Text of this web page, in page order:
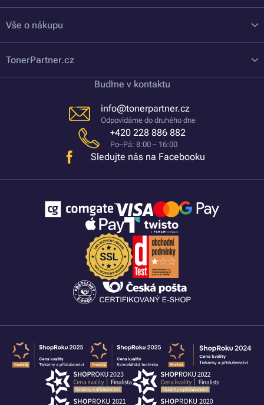
Vše o nákupu
TonerPartner.cz
Buďme v kontaktu
info@tonerpartner.cz
Odpovídáme do druhého dne
+420 228 886 882
Po–Pá: 8:00 – 16:00
Sledujte nás na Facebooku